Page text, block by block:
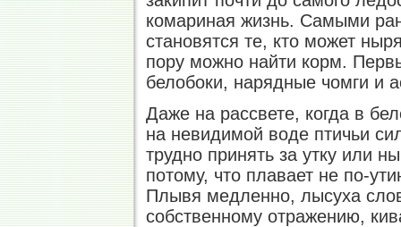
комариная жизнь. Самыми
становятся те, кто может
пору можно найти корм.
белобоки, нарядные чомги и
Даже на рассвете, когда в
на невидимой воде птичьи
трудно принять за утку или
потому, что плавает не по-
Плывя медленно, лысуха
собственному отражению,